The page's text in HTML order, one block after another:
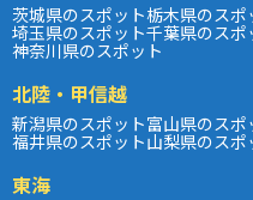
茨城県のスポット栃木県のスポ
埼玉県のスポット千葉県のスポ
神奈川県のスポット
北陸・甲信越
新潟県のスポット富山県のスポ
福井県のスポット山梨県のスポ
東海